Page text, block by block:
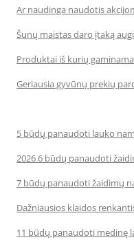
Ar naudinga naudotis
Šunų maistas daro įtaką
Produktai iš kurių
Geriausia gyvūnų prekių
5 būdų panaudoti lauko
2026 6 būdų panaudoti
7 būdų panaudoti žaidimų
Dažniausios klaidos
11 būdų panaudoti medinę